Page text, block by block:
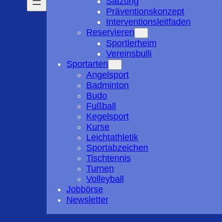
Präventionskonzept
Interventionsleitfaden
Reservieren
Sportlerheim
Vereinsbulli
Sportarten
Angelsport
Badminton
Budo
Fußball
Kegelsport
Kurse
Leichtathletik
Sportabzeichen
Tischtennis
Turnen
Volleyball
Jobbörse
Newsletter